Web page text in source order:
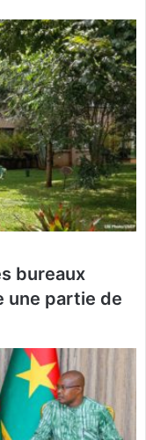
bureaux
une partie de